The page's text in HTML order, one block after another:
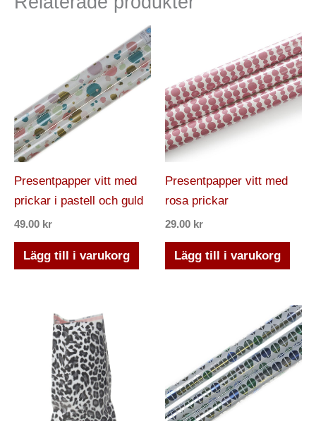
Presentpapper vitt med
prickar i pastell och guld
49.00 kr
Lägg till i varukorg
Presentpapper vitt med
rosa prickar
29.00 kr
Lägg till i varukorg
har
flera
varianter.